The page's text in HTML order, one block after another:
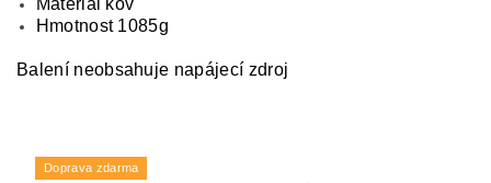
Materiál kov
Hmotnost 1085g
Balení neobsahuje napájecí zdroj
Doprava zdarma